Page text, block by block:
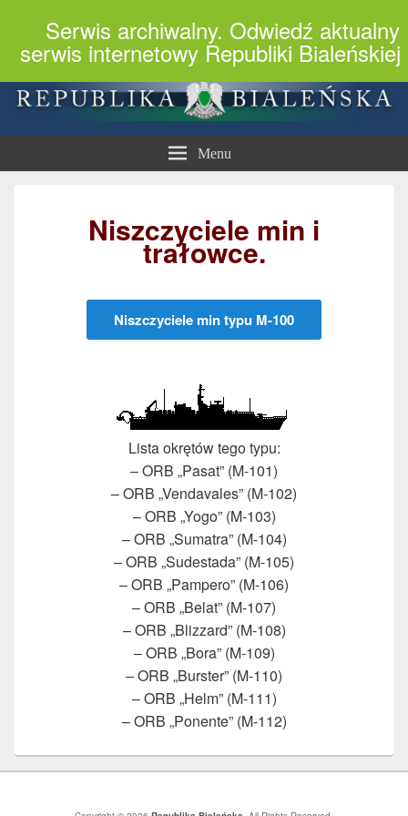
Serwis archiwalny. Odwiedź aktualny
serwis internetowy Republiki
Republika Bialeńska
Menu
Niszczyciele min i
trałowce.
Niszczyciele min typu M-100
Lista okrętów tego typu:
– ORB „Pasat” (M-101)
– ORB „Vendavales” (M-102)
– ORB „Yogo” (M-103)
– ORB „Sumatra” (M-104)
– ORB „Sudestada” (M-105)
– ORB „Pampero” (M-106)
– ORB „Belat” (M-107)
– ORB „Blizzard” (M-108)
– ORB „Bora” (M-109)
– ORB „Burster” (M-110)
– ORB „Helm” (M-111)
– ORB „Ponente” (M-112)